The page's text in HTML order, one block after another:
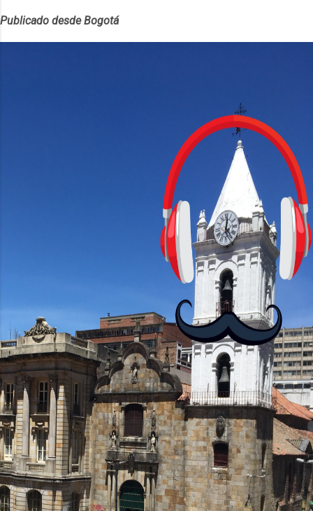
Publicado desde Bogotá